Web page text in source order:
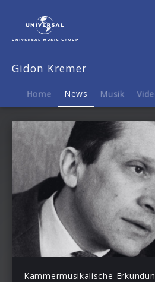
News
Gidon Kremer
Home News Musik
Kammermusikalische